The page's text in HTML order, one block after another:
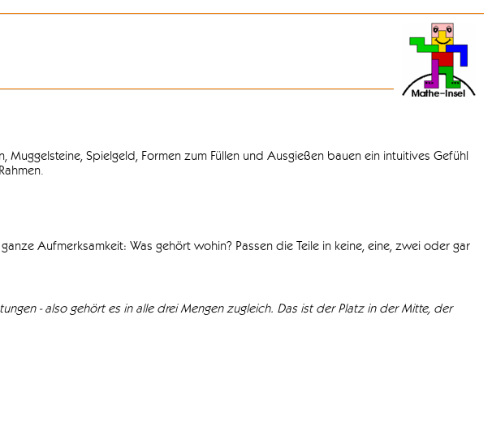
Spielgeld, Formen zum Füllen und Ausgießen bauen ein intuitives Gefühl
Aufmerksamkeit: Was gehört wohin? Passen die Teile in keine, eine, zwei oder gar
- also gehört es in alle drei Mengen zugleich. Das ist der Platz in der Mitte, der